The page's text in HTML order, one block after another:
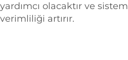
olacaktır ve
artırır.